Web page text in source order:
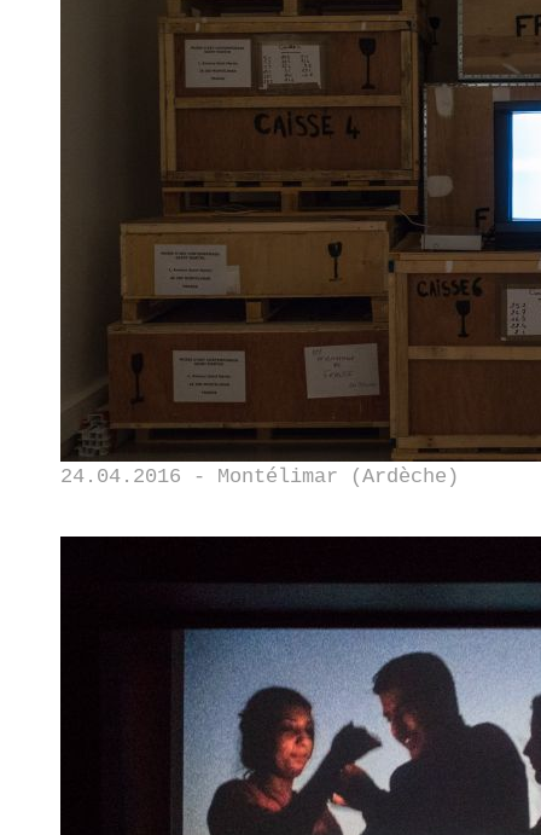
24.04.2016 - Montélimar (Ardèche)